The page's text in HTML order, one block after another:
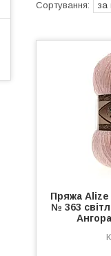
Пряжа Alize
№ 363